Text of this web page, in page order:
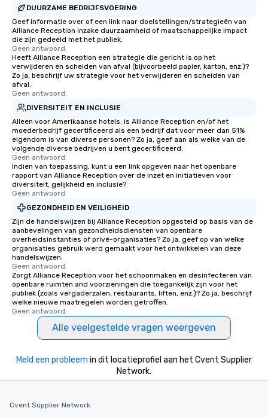
DUURZAME BEDRIJFSVOERING
Geef informatie over of een link naar doelstellingen/strategieën van
Alliance Reception inzake duurzaamheid of maatschappelijke impact
die zijn gedeeld met het publiek.
Geen antwoord.
Heeft Alliance Reception een strategie die gericht is op het
verwijderen en scheiden van afval (bijvoorbeeld papier, karton, enz.)?
Zo ja, beschrijf uw strategie voor het verwijderen en scheiden van
afval.
Geen antwoord.
DIVERSITEIT EN INCLUSIE
Alleen voor Amerikaanse hotels: is Alliance Reception en/of het
moederbedrijf gecertificeerd als een bedrijf dat voor meer dan 51%
eigendom is van diverse personen? Zo ja, geef aan als welke van de
volgende diverse bedrijven u bent gecertificeerd:
Geen antwoord.
Indien van toepassing, kunt u een link opgeven naar het openbare
rapport van Alliance Reception over de inzet en initiatieven voor
diversiteit, gelijkheid en inclusie?
Geen antwoord.
GEZONDHEID EN VEILIGHEID
Zijn de handelswijzen bij Alliance Reception opgesteld op basis van de
aanbevelingen van gezondheidsdiensten van openbare
overheidsinstanties of privé-organisaties? Zo ja, geef op van welke
organisaties gebruik werd gemaakt voor het ontwikkelen van deze
handelswijzen.
Geen antwoord.
Zorgt Alliance Reception voor het schoonmaken en desinfecteren van
openbare ruimten and voorzieningen die toegankelijk zijn voor het
publiek (zoals vergaderzalen, restaurants, liften, enz.)? Zo ja, beschrijf
welke nieuwe maatregelen worden getroffen.
Geen antwoord.
Alle veelgestelde vragen weergeven
Meld een probleem in dit locatieprofiel aan het Cvent Supplier
Network.
Cvent Supplier Network